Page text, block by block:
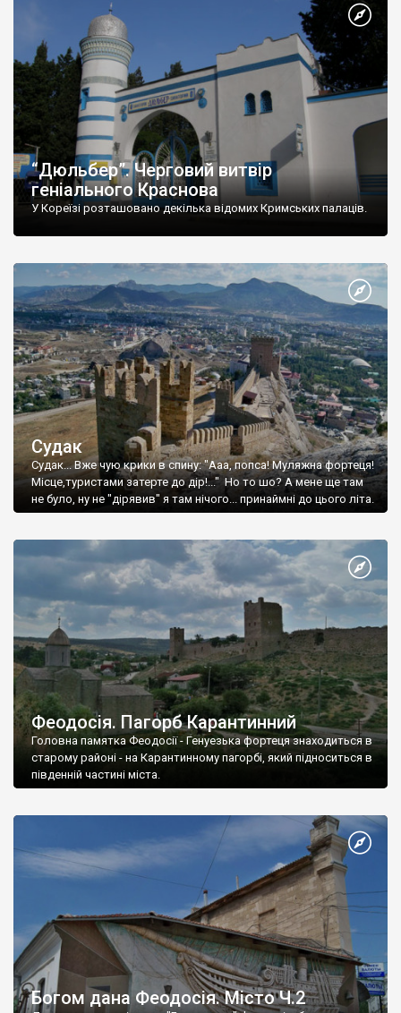
“Дюльбер”. Черговий витвір
геніального Краснова
У Кореїзі розташовано декілька відомих Кримських палаців.
Судак
Судак... Вже чую крики в спину: "Ааа, попса! Муляжна фортеця!
Місце,туристами затерте до дір!..." Но то шо? А мене ще там
не було, ну не "дірявив" я там нічого... принаймні до цього літа.
Феодосія. Пагорб Карантинний
Головна памятка Феодосії - Генуезька фортеця знаходиться в
старому районі - на Карантинному пагорбі, який підноситься в
південній частині міста.
Богом дана Феодосія. Місто Ч.2